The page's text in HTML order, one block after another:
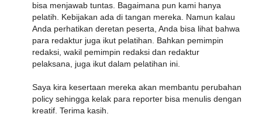
bisa menjawab tuntas. Bagaimana pun kami hanya
pelatih. Kebijakan ada di tangan mereka. Namun kalau
Anda perhatikan deretan peserta, Anda bisa lihat bahwa
para redaktur juga ikut pelatihan. Bahkan pemimpin
redaksi, wakil pemimpin redaksi dan redaktur
pelaksana, juga ikut dalam pelatihan ini.
Saya kira kesertaan mereka akan membantu perubahan
policy sehingga kelak para reporter bisa menulis dengan
kreatif. Terima kasih.